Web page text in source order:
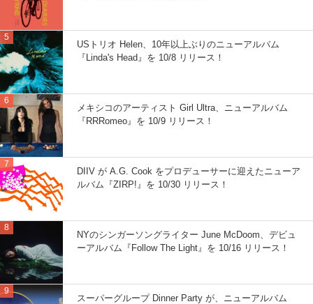
USトリオ Helen、10年以上ぶりのニューアルバム
『Linda's Head』を 10/8 リリース！
メキシコのアーティスト Girl Ultra、ニューアルバム
『RRRomeo』を 10/9 リリース！
DIIV が A.G. Cook をプロデューサーに迎えたニューア
ルバム『ZIRP!』を 10/30 リリース！
NYのシンガーソングライター June McDoom、デビュ
ーアルバム『Follow The Light』を 10/16 リリース！
スーパーグループ Dinner Party が、ニューアルバム